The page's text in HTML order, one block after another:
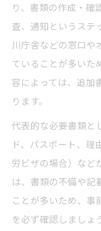
り、書類の作成・確
査、通知というステ
川庁舎などの窓口や
ていることが多いた
容によっては、追加
ります。
代表的な必要書類と
ド、パスポート、理
労ビザの場合）など
は、書類の不備や記
ことが多いため、事
を必ず確認しましょ